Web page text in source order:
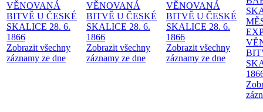
VĚNOVANÁ
BITVĚ U ČESKÉ
SKALICE 28. 6.
1866
Zobrazit všechny
záznamy ze dne
VĚNOVANÁ
BITVĚ U ČESKÉ
SKALICE 28. 6.
1866
Zobrazit všechny
záznamy ze dne
VĚNOVANÁ
BITVĚ U ČESKÉ
SKALICE 28. 6.
1866
Zobrazit všechny
záznamy ze dne